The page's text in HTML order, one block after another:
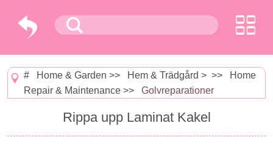
# Home & Garden >> Hem & Trädgård > >>
Home
Repair & Maintenance >> Golvreparationer
Rippa upp Laminat Kakel